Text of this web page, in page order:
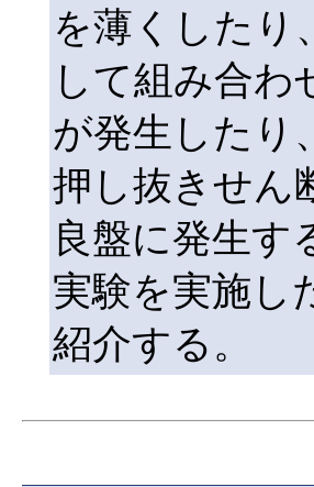
を薄くしたり
して組み合わ
が発生したり
押し抜きせん
良盤に発生す
実験を実施し
紹介する。